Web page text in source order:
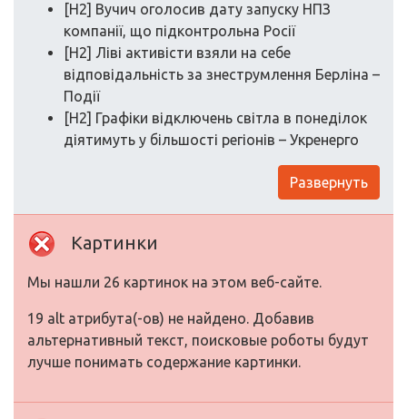
[H2] Вучич оголосив дату запуску НПЗ
компанії, що підконтрольна Росії
[H2] Ліві активісти взяли на себе
відповідальність за знеструмлення Берліна –
Події
[H2] Графіки відключень світла в понеділок
діятимуть у більшості регіонів – Укренерго
Развернуть
Картинки
Мы нашли 26 картинок на этом веб-сайте.
19 alt атрибута(-ов) не найдено. Добавив
альтернативный текст, поисковые роботы будут
лучше понимать содержание картинки.